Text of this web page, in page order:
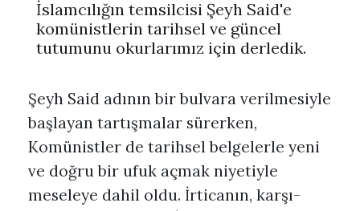
İslamcılığın temsilcisi Şeyh Said'e
komünistlerin tarihsel ve güncel
tutumunu okurlarımız için derledik.
Şeyh Said adının bir bulvara verilmesiyle
başlayan tartışmalar sürerken,
Komünistler de tarihsel belgelerle yeni
ve doğru bir ufuk açmak niyetiyle
meseleye dahil oldu. İrticanın, karşı-